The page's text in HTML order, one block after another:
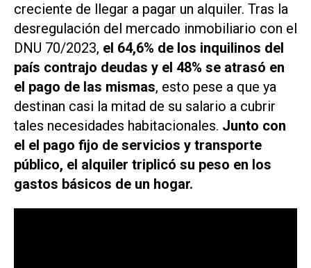
creciente de llegar a pagar un alquiler. Tras la
desregulación del mercado inmobiliario con el
DNU 70/2023, el 64,6% de los inquilinos del
país contrajo deudas y el 48% se atrasó en
el pago de las mismas, esto pese a que ya
destinan casi la mitad de su salario a cubrir
tales necesidades habitacionales. Junto con
el el pago fijo de servicios y transporte
público, el alquiler triplicó su peso en los
gastos básicos de un hogar.